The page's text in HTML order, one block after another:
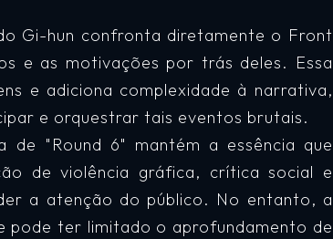
Gi-hun confronta diretamente o Front
e as motivações por trás deles. Essa
e adiciona complexidade à narrativa,
e orquestrar tais eventos brutais.
de "Round 6" mantém a essência que
de violência gráfica, crítica social e
a atenção do público. No entanto, a
pode ter limitado o aprofundamento de